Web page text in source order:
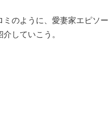
のように、愛妻家エピソ
介していこう。